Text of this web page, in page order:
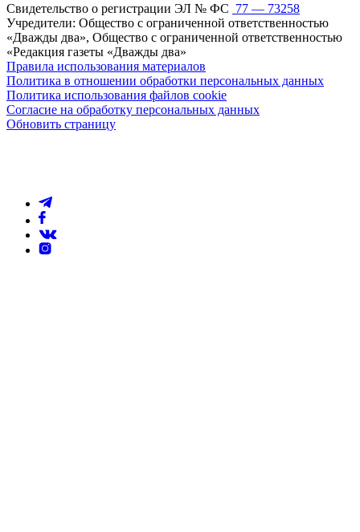
Свидетельство о регистрации ЭЛ № ФС 77 — 73258
Учредители: Общество с ограниченной ответственностью
«Дважды два», Общество с ограниченной ответственностью
«Редакция газеты «Дважды два»
Правила использования материалов
Политика в отношении обработки персональных данных
Политика использования файлов cookie
Согласие на обработку персональных данных
Обновить страницу